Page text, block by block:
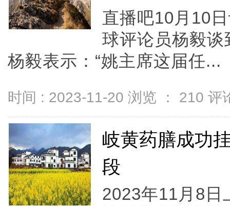
直播吧10月10
球评论员杨毅
杨毅表示：“姚主席这届任...
时间 : 2023-11-20 浏览 ： 210 评
岐黄药膳成功
段
2023年11月8日